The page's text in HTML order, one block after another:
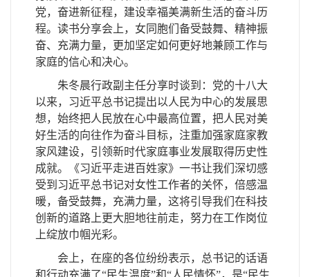
党，奋进新征程，建设幸福美满新生活的奋斗历
程。 读书分享会上 ， 女同胞们 备受鼓舞、精神振
奋、充满力量，更加坚定如何更好地兼顾工作与
家庭的信心和决心。
朱冬晨行政副主任分享时谈到：党的十八大
以来，习近平总书记提出以人民为中心的发展思
想，始终把人民放在心中最高位置，把人民对美
好生活的向往作为奋斗目标，注重加强家庭家教
家风建设，引领新时代家庭事业发展取得历史性
成就。
《习近平走进百姓家》一书让我们深切感
受到习近平总书记对女性工作者的关怀，倍感温
暖，备受鼓舞，充满力量，这将引导我们在科技
创新的道路上更大胆地往前走，努力在工作岗位
上绽放巾帼光彩。
会上，在座的各位纷纷表示， 总书记的话语
和行动充满了“民生温度”和“人民情怀”，是“民生